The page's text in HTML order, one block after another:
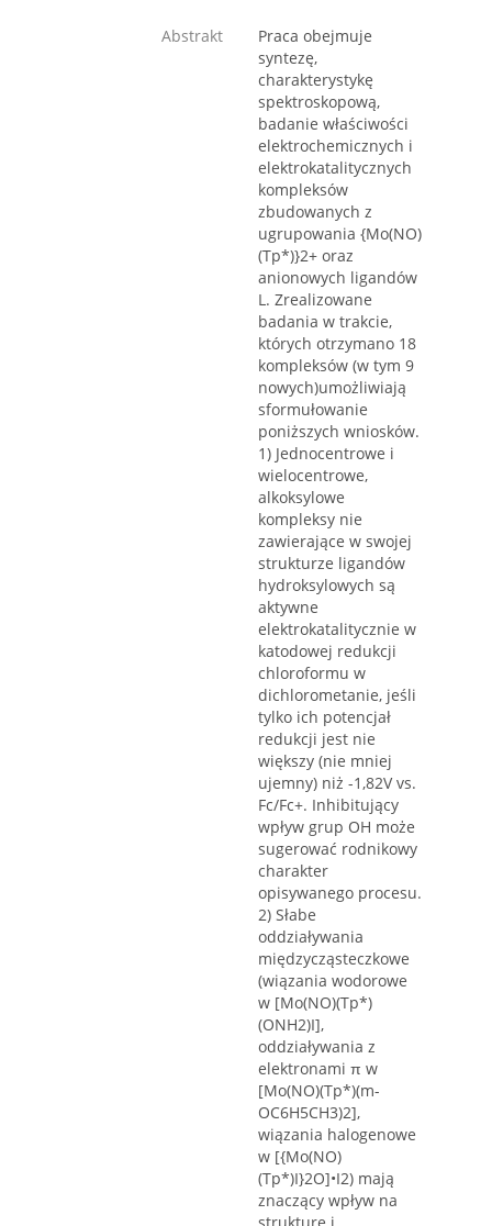
Abstrakt
Praca obejmuje
syntezę,
charakterystykę
spektroskopową,
badanie właściwości
elektrochemicznych i
elektrokatalitycznych
kompleksów
zbudowanych z
ugrupowania {Mo(NO)
(Tp*)}2+ oraz
anionowych ligandów
L. Zrealizowane
badania w trakcie,
których otrzymano 18
kompleksów (w tym 9
nowych)umożliwiają
sformułowanie
poniższych wniosków.
1) Jednocentrowe i
wielocentrowe,
alkoksylowe
kompleksy nie
zawierające w swojej
strukturze ligandów
hydroksylowych są
aktywne
elektrokatalitycznie w
katodowej redukcji
chloroformu w
dichlorometanie, jeśli
tylko ich potencjał
redukcji jest nie
większy (nie mniej
ujemny) niż -1,82V vs.
Fc/Fc+. Inhibitujący
wpływ grup OH może
sugerować rodnikowy
charakter
opisywanego procesu.
2) Słabe
oddziaływania
międzycząsteczkowe
(wiązania wodorowe
w [Mo(NO)(Tp*)
(ONH2)I],
oddziaływania z
elektronami π w
[Mo(NO)(Tp*)(m-
OC6H5CH3)2],
wiązania halogenowe
w [{Mo(NO)
(Tp*)I}2O]•I2) mają
znaczący wpływ na